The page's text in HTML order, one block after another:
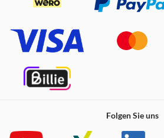
Folgen Sie uns